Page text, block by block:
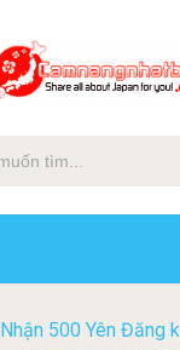
Nhận 500 Yên Đăng